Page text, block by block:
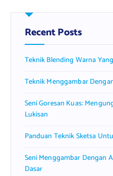
h
f
o
:
Recent Posts
Teknik Blending Warna
Teknik Menggambar
Seni Goresan Kuas:
Lukisan
Panduan Teknik Sketsa
Seni Menggambar Dengan
Dasar